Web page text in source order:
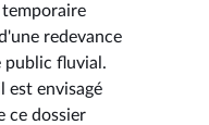
redevance
public fluvial.
est envisagé
ce dossier